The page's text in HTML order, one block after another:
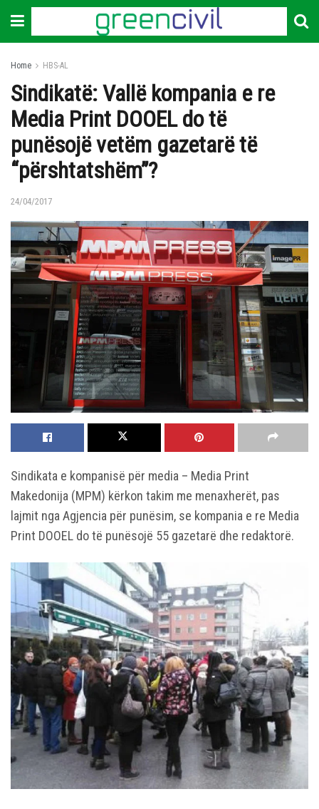
Home HBS-AL
Sindikatë: Vallë kompania e re
Media Print DOOEL do të
punësojë vetëm gazetarë të
“përshtatshëm”?
24/04/2017
Sindikata e kompanisë për media – Media Print
Makedonija (MPM) kërkon takim me menaxherët, pas
lajmit nga Agjencia për punësim, se kompania e re Media
Print DOOEL do të punësojë 55 gazetarë dhe redaktorë.